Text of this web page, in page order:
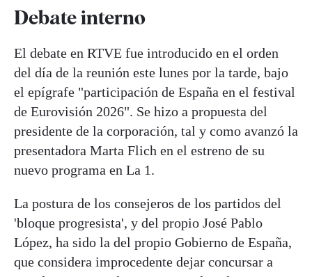
Debate interno
El debate en RTVE fue introducido en el orden
del día de la reunión este lunes por la tarde, bajo
el epígrafe "participación de España en el festival
de Eurovisión 2026". Se hizo a propuesta del
presidente de la corporación, tal y como avanzó la
presentadora Marta Flich en el estreno de su
nuevo programa en La 1.
La postura de los consejeros de los partidos del
'bloque progresista', y del propio José Pablo
López, ha sido la del propio Gobierno de España,
que considera improcedente dejar concursar a